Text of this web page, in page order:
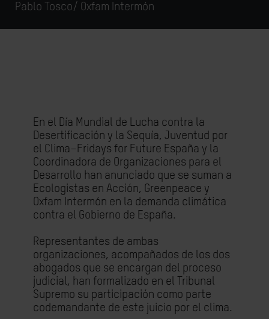
Pablo Tosco/ Oxfam Intermón
En el Día Mundial de Lucha contra la
Desertificación y la Sequía, Juventud por
el Clima–Fridays for Future España y la
Coordinadora de Organizaciones para el
Desarrollo han anunciado que se suman a
Ecologistas en Acción, Greenpeace y
Oxfam Intermón en la demanda climática
contra el Gobierno de España.
Representantes de ambas
organizaciones, acompañados de los dos
abogados que se encargan del proceso
judicial, han formalizado en el Tribunal
Supremo su participación como parte
codemandante de este juicio por el clima.